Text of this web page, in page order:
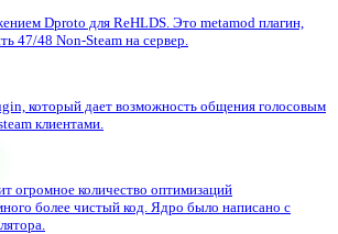
Dproto для ReHLDS. Это metamod плагин,
47/48 Non-Steam на сервер.
который дает возможность общения голосовым
клиентами.
огромное количество оптимизаций
более чистый код. Ядро было написано с